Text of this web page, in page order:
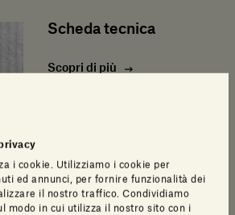
i cookie. Utilizziamo i cookie per
ed annunci, per fornire funzionalità dei
il nostro traffico. Condividiamo
modo in cui utilizza il nostro sito con i
Scheda tecnica
Scopri di più